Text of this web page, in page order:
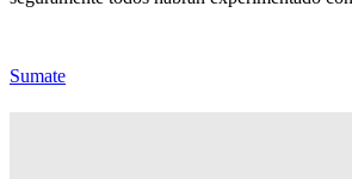
Sumate